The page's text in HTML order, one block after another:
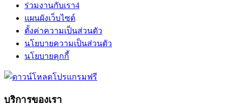
ร่วมงานกับเรา4
แผนผังเว็บไซต์
ตั้งค่าความเป็นส่วนตัว
นโยบายความเป็นส่วนตัว
นโยบายคุกกี้
บริการของเรา